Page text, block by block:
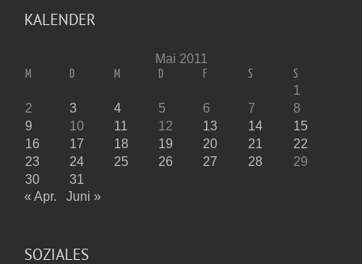
KALENDER
Mai 2011
M D M D F S S
1
2
3 4 5 6 7
8
9
10 11 12 13 14
15
16
17 18 19 20 21
22
23
24 25 26 27 28
29
30
31
« Apr.
Juni »
SOZIALES